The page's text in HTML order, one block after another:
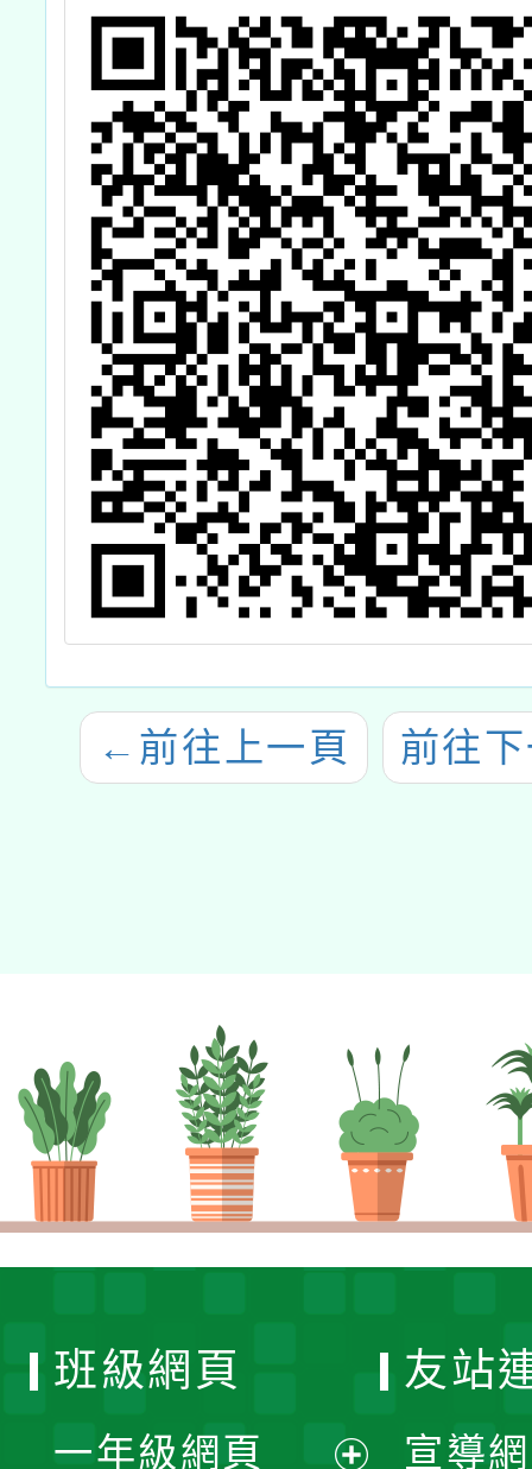
新撲
想與
← 前往上一頁 前往
班級網頁
一年級網頁
友站
宣導